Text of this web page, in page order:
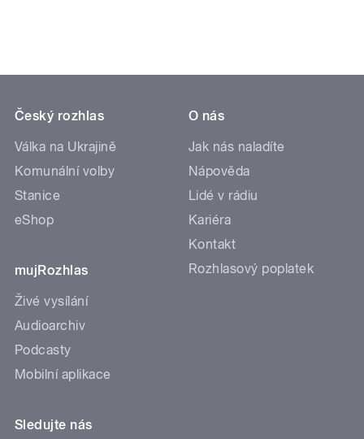
Český rozhlas
Válka na Ukrajině
Komunální volby
Stanice
eShop
mujRozhlas
Živé vysílání
Audioarchiv
Podcasty
Mobilní aplikace
O nás
Jak nás naladíte
Nápověda
Lidé v rádiu
Kariéra
Kontakt
Rozhlasový poplatek
Sledujte nás